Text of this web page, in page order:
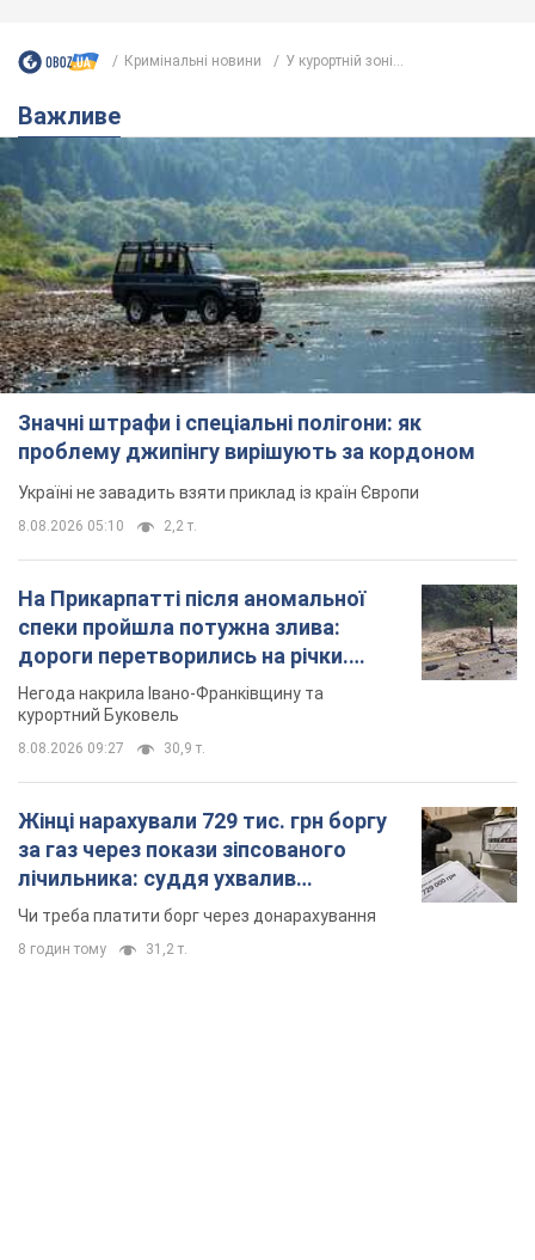
Кримінальні новини У курортній зоні...
Важливе
Значні штрафи і спеціальні полігони: як
проблему джипінгу вирішують за кордоном
Україні не завадить взяти приклад із країн Європи
8.08.2026 05:10 2,2 т.
На Прикарпатті після аномальної
спеки пройшла потужна злива:
дороги перетворились на річки.
Відео
Негода накрила Івано-Франківщину та
курортний Буковель
8.08.2026 09:27 30,9 т.
Жінці нарахували 729 тис. грн боргу
за газ через покази зіпсованого
лічильника: суддя ухвалив
неочікуване рішення
Чи треба платити борг через донарахування
8 годин тому 31,2 т.